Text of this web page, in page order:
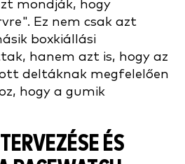
mondják, hogy
Ez nem csak azt
boxkiállási
hanem azt is, hogy az
deltáknak megfelelően
hogy a gumik
ÉS